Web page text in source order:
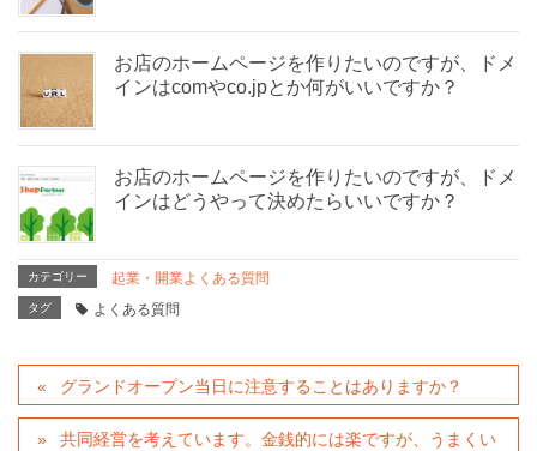
お店のホームページを作りたいのですが、ドメ
インはcomやco.jpとか何がいいですか？
お店のホームページを作りたいのですが、ドメ
インはどうやって決めたらいいですか？
カテゴリー 起業・開業よくある質問
タグ よくある質問
グランドオープン当日に注意することはありますか？
共同経営を考えています。金銭的には楽ですが、うまくい